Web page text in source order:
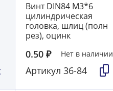
Винт DIN84 М3*6
цилиндрическая
головка, шлиц (полн
рез), оцинк
0.50₽ Нет в наличии
Артикул36-84